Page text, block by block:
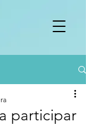
participar